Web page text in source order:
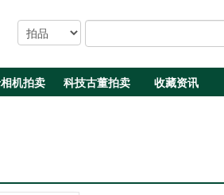
机拍卖 科技古董拍卖 收藏资讯